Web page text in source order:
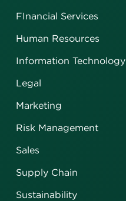
FInancial Services
Human Resources
Information Technology
Legal
Marketing
Risk Management
Sales
Supply Chain
Sustainability